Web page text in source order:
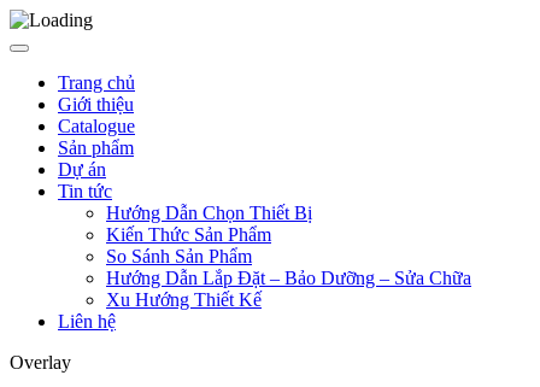
Trang chủ
Giới thiệu
Catalogue
Sản phẩm
Dự án
Tin tức
Hướng Dẫn Chọn Thiết Bị
Kiến Thức Sản Phẩm
So Sánh Sản Phẩm
Hướng Dẫn Lắp Đặt – Bảo Dưỡng – Sửa Chữa
Xu Hướng Thiết Kế
Liên hệ
Overlay